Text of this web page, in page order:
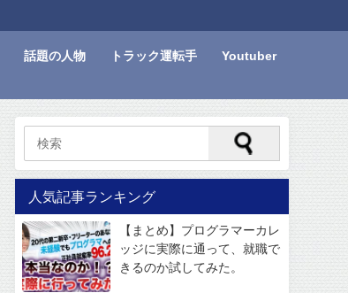
話題の人物 トラック運転手 Youtuber
人気記事ランキング
【まとめ】プログラマーカレ
ッジに実際に通って、就職で
きるのか試してみた。